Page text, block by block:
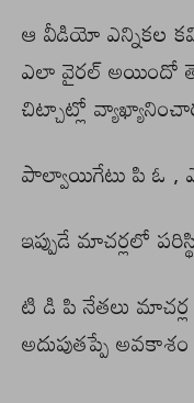
ఆ వీడియో ఎన్నికల
ఎలా వైరల్ అయిందో
చిట్చాట్లో
పాల్వాయిగేటు పి ఓ ,
ఇప్పుడే మాచర్లలో
టి డి పి నేతలు మాచర్ల
అదుపుతప్పే